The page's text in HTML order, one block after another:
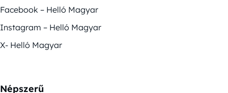
Facebook – Helló Magyar
Instagram – Helló Magyar
X- Helló Magyar
Népszerű